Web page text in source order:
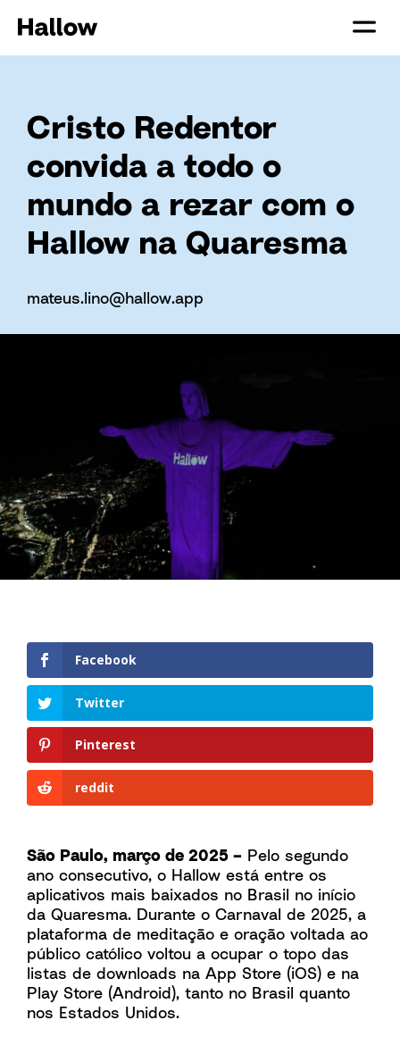
Cristo Redentor
convida a todo o
mundo a rezar com o
Hallow na Quaresma
mateus.lino@hallow.app
Facebook
Twitter
Pinterest
reddit
São Paulo, março de 2025 – Pelo segundo
ano consecutivo, o Hallow está entre os
aplicativos mais baixados no Brasil no início
da Quaresma. Durante o Carnaval de 2025, a
plataforma de meditação e oração voltada ao
público católico voltou a ocupar o topo das
listas de downloads na App Store (iOS) e na
Play Store (Android), tanto no Brasil quanto
nos Estados Unidos.